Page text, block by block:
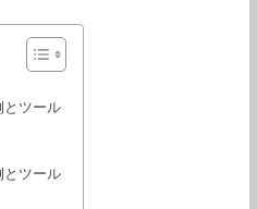
とツール
とツール